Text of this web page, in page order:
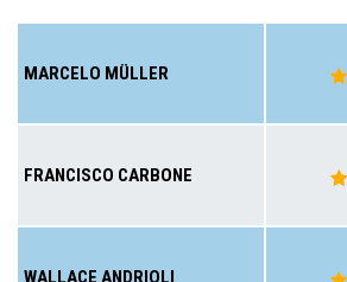
MARCELO MÜLLER
FRANCISCO CARBONE
WALLACE ANDRIOLI